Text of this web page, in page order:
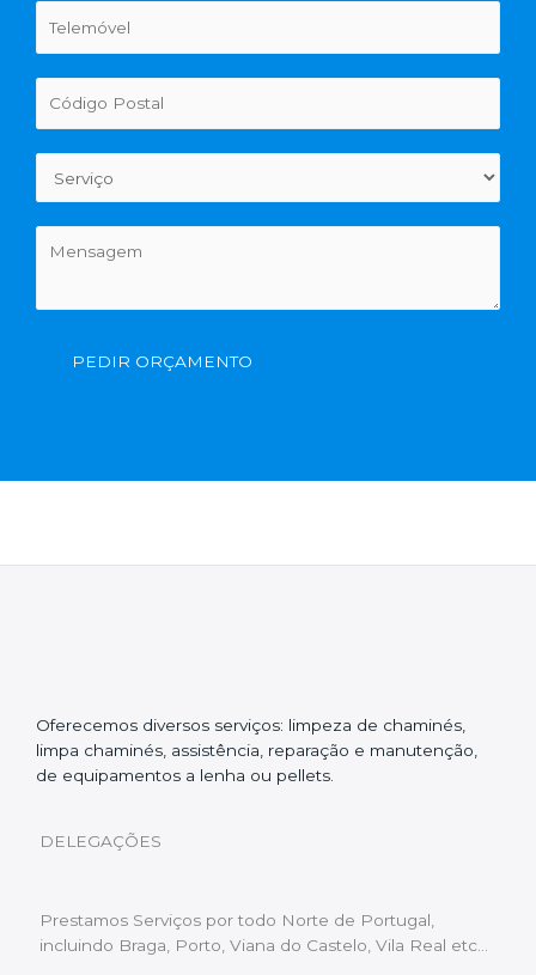
PEDIR ORÇAMENTO
Oferecemos diversos serviços: limpeza de chaminés,
limpa chaminés, assistência, reparação e manutenção,
de equipamentos a lenha ou pellets.
DELEGAÇÕES
Prestamos Serviços por todo Norte de Portugal,
incluindo Braga, Porto, Viana do Castelo, Vila Real etc…